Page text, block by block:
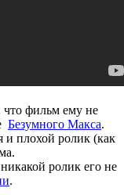
фильм ему не
Безумного Макса.
и плохой ролик (как
ролик его не
.